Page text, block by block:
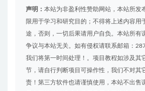
声明： 本站为非盈利性赞助网站，本站所发
限用于学习和研究目的；不得将上述内容用
途，否则，一切后果请用户自负。本站所有
争议与本站无关。如有侵权请联系邮箱：
我们将第一时间处理！。项目教程如涉及其
节，请自行判断项目可操作性，我们不对其
责！第三方软件也请谨慎使用，本站不出售